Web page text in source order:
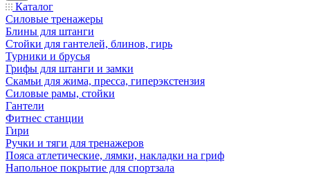
Каталог
Силовые тренажеры
Блины для штанги
Стойки для гантелей, блинов, гирь
Турники и брусья
Грифы для штанги и замки
Скамьи для жима, пресса, гиперэкстензия
Силовые рамы, стойки
Гантели
Фитнес станции
Гири
Ручки и тяги для тренажеров
Пояса атлетические, лямки, накладки на гриф
Напольное покрытие для спортзала